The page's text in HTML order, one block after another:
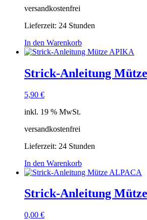
versandkostenfrei
Lieferzeit: 24 Stunden
In den Warenkorb
Strick-Anleitung
5,90 €
inkl. 19 % MwSt.
versandkostenfrei
Lieferzeit: 24 Stunden
In den Warenkorb
Strick-Anleitung
0,00 €